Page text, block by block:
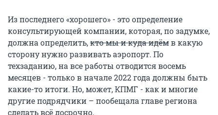
Из последнего «хорошего» - это определение
консультирующей компании, которая, по задумке,
должна определить,кто мы и куда идёмв какую
сторону нужно развивать аэропорт. По
техзаданию, на все работы отводится восемь
месяцев - только в начале 2022 года должны быть
какие-то итоги. Но, может, КПМГ - как и многие
другие подрядчики – пообещала главе региона
сделать всё досрочно.